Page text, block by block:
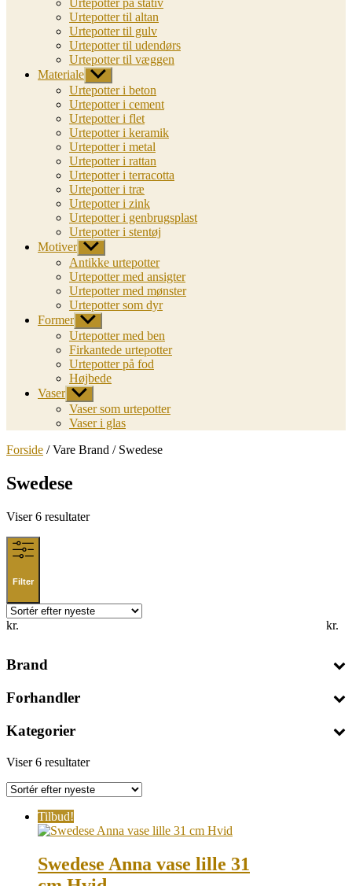
Urtepotter på stativ
Urtepotter til altan
Urtepotter til gulv
Urtepotter til udendørs
Urtepotter til væggen
Materiale Vis
undermenu
Urtepotter i beton
Urtepotter i cement
Urtepotter i flet
Urtepotter i keramik
Urtepotter i metal
Urtepotter i rattan
Urtepotter i terracotta
Urtepotter i træ
Urtepotter i zink
Urtepotter i genbrugsplast
Urtepotter i stentøj
Motiver Vis
undermenu
Antikke urtepotter
Urtepotter med ansigter
Urtepotter med mønster
Urtepotter som dyr
Former Vis
undermenu
Urtepotter med ben
Firkantede urtepotter
Urtepotter på fod
Højbede
Vaser Vis
undermenu
Vaser som urtepotter
Vaser i glas
Forside / Vare Brand / Swedese
Swedese
Viser 6 resultaterSorted
Filter
kr. kr.
Brand
Forhandler
Kategorier
Viser 6 resultaterSorted
latest
Tilbud!
Swedese Anna vase lille 31